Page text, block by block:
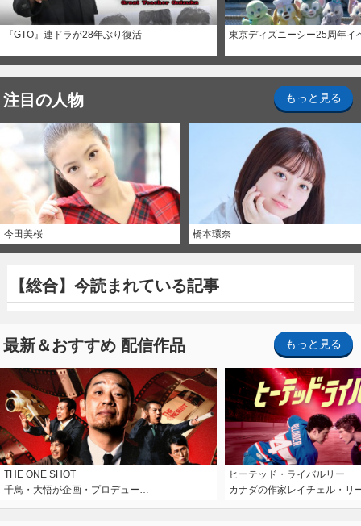
『GTO』連ドラが28年ぶり復活 東京ディズニーシー25周年イ
注目の人物 もっと見る
今田美桜 橋本環奈
【総合】今読まれている記事
最新＆おすすめ 配信作品 もっと見る
THE ONE SHOT
千鳥・大悟が企画・プロデュー…
ヒーテッド・ライバルリー
カナダの作家レイチェル・リ